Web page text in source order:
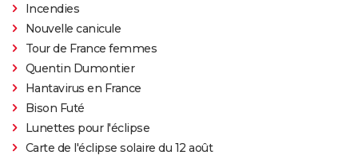
Incendies
Nouvelle canicule
Tour de France femmes
Quentin Dumontier
Hantavirus en France
Bison Futé
Lunettes pour l'éclipse
Carte de l'éclipse solaire du 12 août